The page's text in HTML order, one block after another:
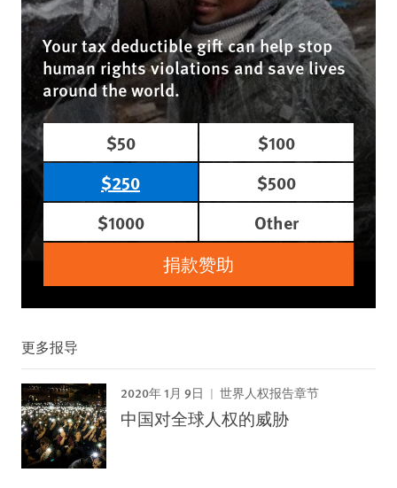
Your tax deductible gift can help stop
human rights violations and save lives
around the world.
$50
$100
$250
$500
$1000
Other
捐款赞助
更多报导
2020年 1月 9日 世界人权报告章节
中国对全球人权的威胁